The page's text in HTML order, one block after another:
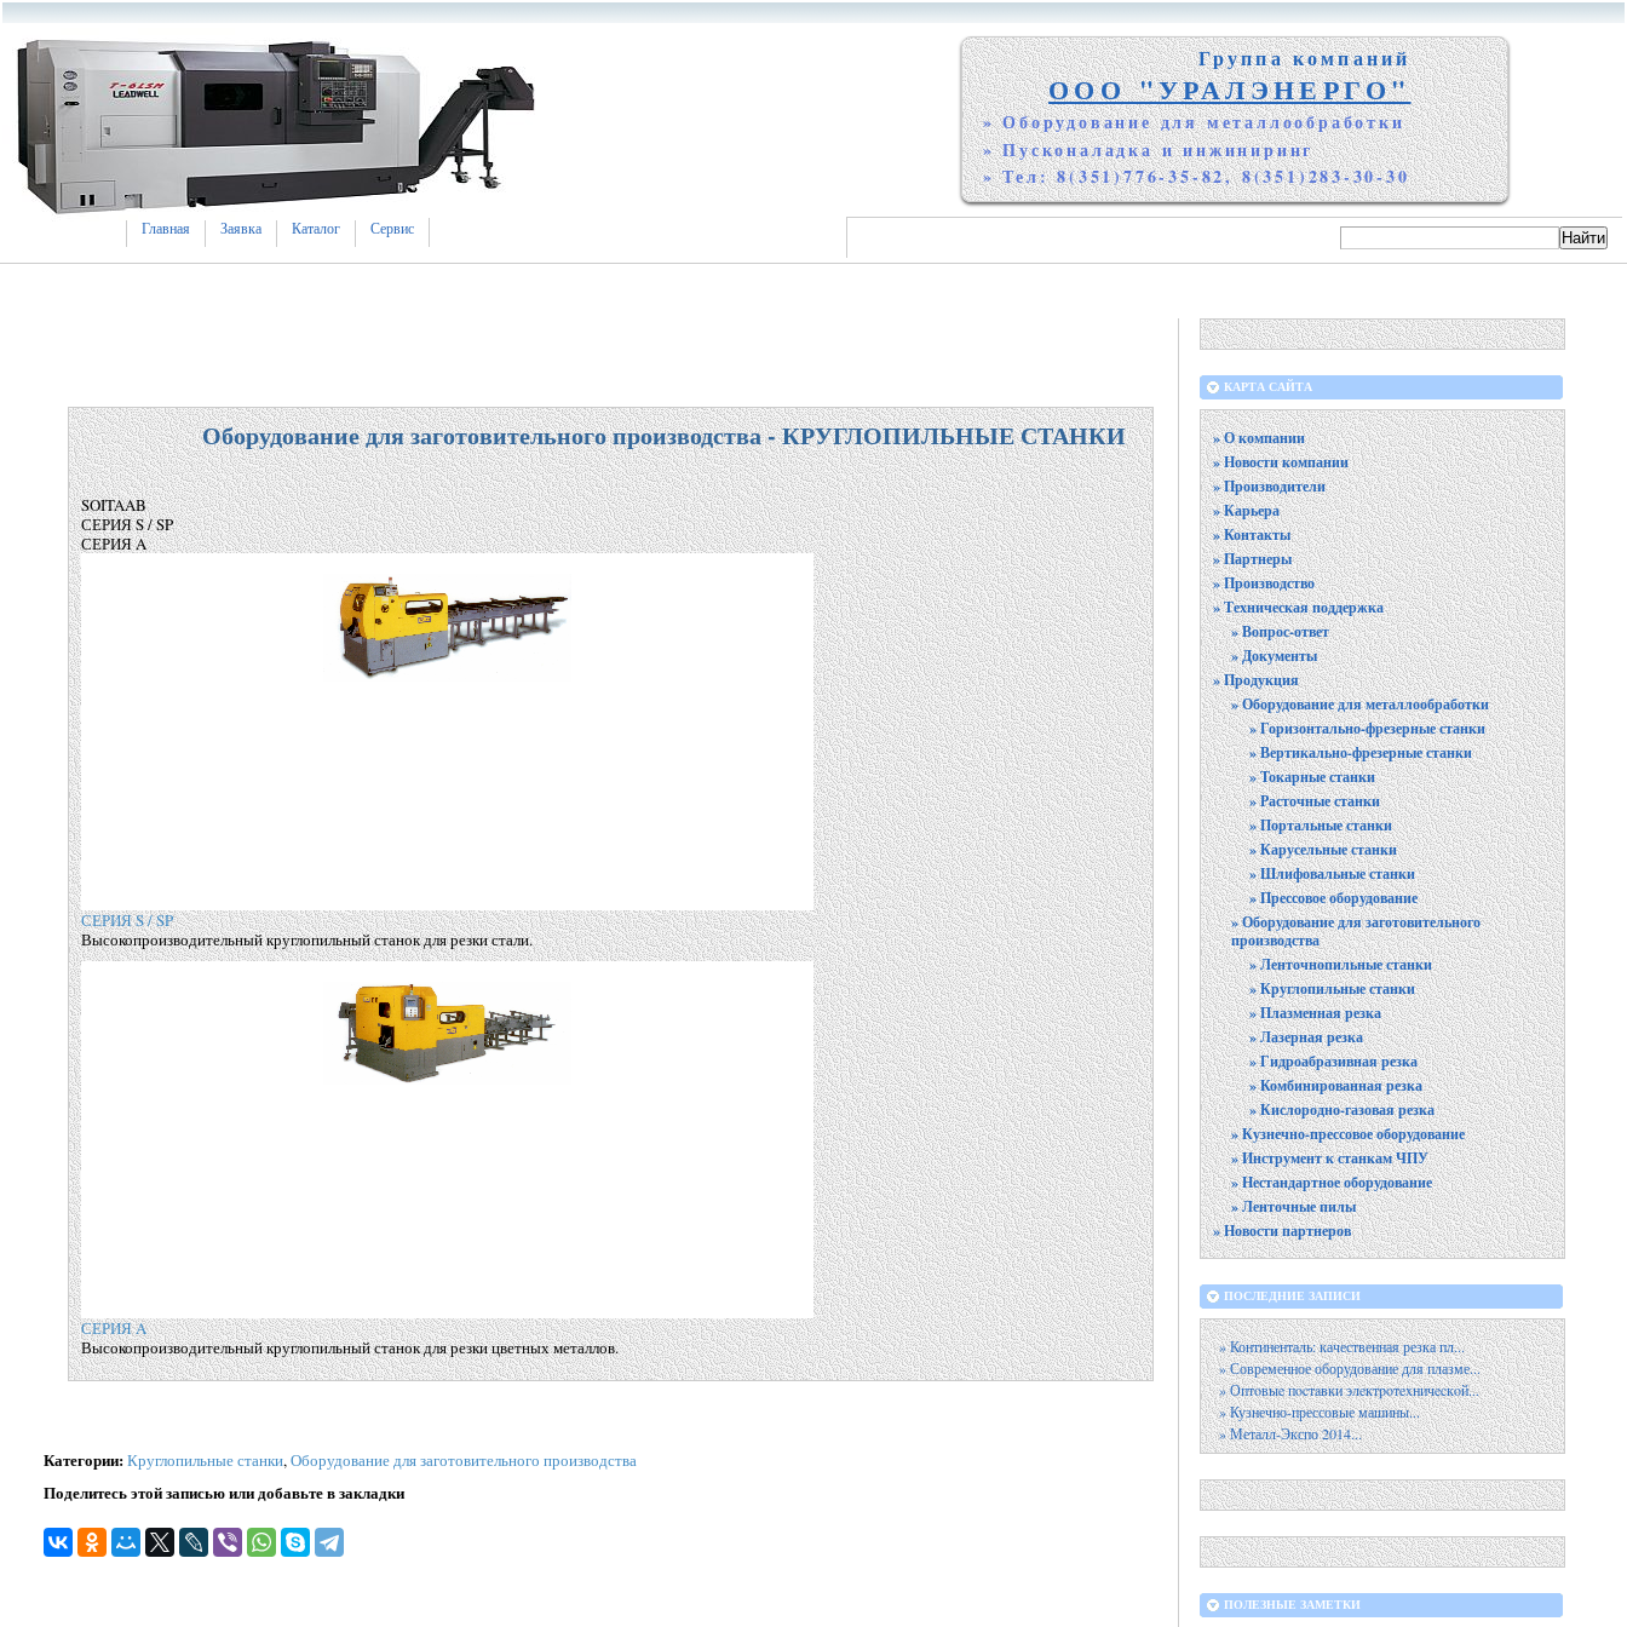
Главная Заявка Каталог Сервис
Группа компаний
ООО "УРАЛЭНЕРГО"
» Оборудование для металлообработки
» Пусконаладка и инжиниринг
» Тел: 8(351)776-35-82, 8(351)283-30-30
Оборудование для заготовительного производства - КРУГЛОПИЛЬНЫЕ СТАНКИ
SOITAAB
СЕРИЯ S / SP
СЕРИЯ A
СЕРИЯ S / SP
Высокопроизводительный круглопильный станок для резки стали.
СЕРИЯ A
Высокопроизводительный круглопильный станок для резки цветных металлов.
Категории:Круглопильные станки,Оборудование для заготовительного производства
Поделитесь этой записью или добавьте в закладки
КАРТА САЙТА
» О компании
» Новости компании
» Производители
» Карьера
» Контакты
» Партнеры
» Производство
» Техническая поддержка
» Вопрос-ответ
» Документы
» Продукция
» Оборудование для металлообработки
» Горизонтально-фрезерные станки
» Вертикально-фрезерные станки
» Токарные станки
» Расточные станки
» Портальные станки
» Карусельные станки
» Шлифовальные станки
» Прессовое оборудование
» Оборудование для заготовительного
производства
» Ленточнопильные станки
» Круглопильные станки
» Плазменная резка
» Лазерная резка
» Гидроабразивная резка
» Комбинированная резка
» Кислородно-газовая резка
» Кузнечно-прессовое оборудование
» Инструмент к станкам ЧПУ
» Нестандартное оборудование
» Ленточные пилы
» Новости партнеров
ПОСЛЕДНИЕ ЗАПИСИ
» Континенталь: качественная резка пл...
» Современное оборудование для плазме...
» Оптoвыe пocтaвки элeктpoтexничecкoй...
» Кузнечно-прессовые машины...
» Металл-Экспо 2014...
ПОЛЕЗНЫЕ ЗАМЕТКИ